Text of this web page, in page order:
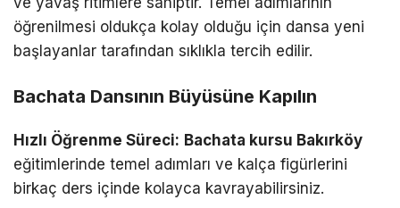
öğrenilmesi oldukça kolay olduğu için dansa yeni
başlayanlar tarafından sıklıkla tercih edilir.
Bachata Dansının Büyüsüne Kapılın
Hızlı Öğrenme Süreci: Bachata kursu Bakırköy
eğitimlerinde temel adımları ve kalça figürlerini
birkaç ders içinde kolayca kavrayabilirsiniz.